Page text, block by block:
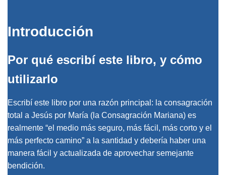
Introducción
Por qué escribí este libro, y cómo
utilizarlo
Escribí este libro por una razón principal: la consagración
total a Jesús por María (la Consagración Mariana) es
realmente “el medio más seguro, más fácil, más corto y el
más perfecto camino” a la santidad y debería haber una
manera fácil y actualizada de aprovechar semejante
bendición.